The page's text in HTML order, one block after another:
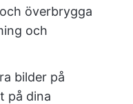
överbrygga
och
bilder på
på dina